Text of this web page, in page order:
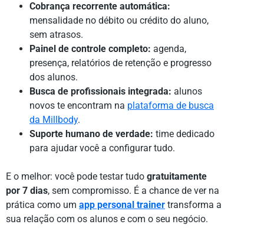
Cobrança recorrente automática:
mensalidade no débito ou crédito do aluno,
sem atrasos.
Painel de controle completo: agenda,
presença, relatórios de retenção e progresso
dos alunos.
Busca de profissionais integrada: alunos
novos te encontram na plataforma de busca
da Millbody.
Suporte humano de verdade: time dedicado
para ajudar você a configurar tudo.
E o melhor: você pode testar tudo gratuitamente
por 7 dias, sem compromisso. É a chance de ver na
prática como um app personal trainer transforma a
sua relação com os alunos e com o seu negócio.